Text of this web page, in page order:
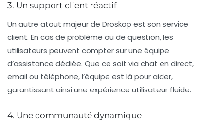
3. Un support client réactif
Un autre atout majeur de Droskop est son service
client. En cas de problème ou de question, les
utilisateurs peuvent compter sur une équipe
d’assistance dédiée. Que ce soit via chat en direct,
email ou téléphone, l’équipe est là pour aider,
garantissant ainsi une expérience utilisateur fluide.
4. Une communauté dynamique